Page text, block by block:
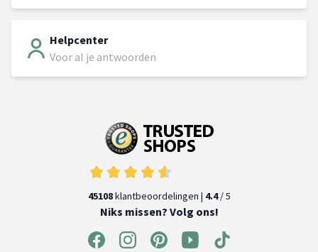
Helpcenter
Voor al je antwoorden
45108klantbeoordelingen | 4.4/ 5
Niks missen? Volg ons!